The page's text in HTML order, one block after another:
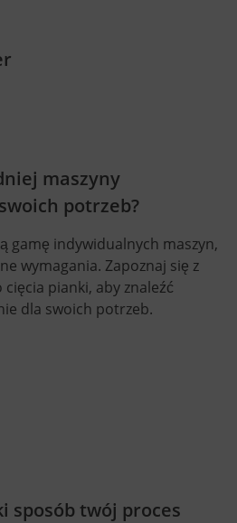
maszyny
potrzeb?
gamę indywidualnych maszyn,
wymagania. Zapoznaj się z
pianki, aby znaleźć
dla swoich potrzeb.
sposób twój proces